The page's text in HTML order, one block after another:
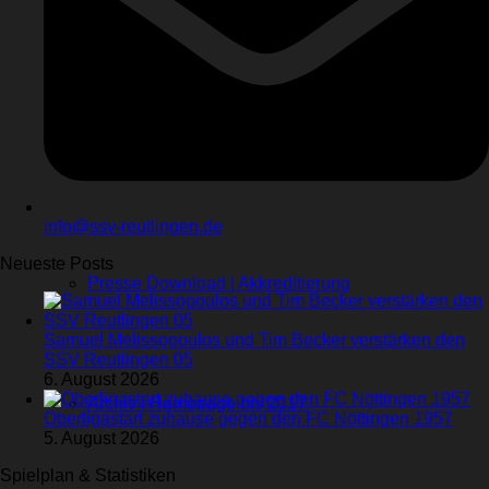
Presse Download | Akkreditierung
Archiv | Homepage bis 2017
info@ssv-reutlingen.de
Neueste Posts
Samuel Melissopoulos und Tim Becker verstärken den
SSV Reutlingen 05
6. August 2026
Oberligastart zuhause gegen den FC Nöttingen 1957
5. August 2026
Spielplan & Statistiken